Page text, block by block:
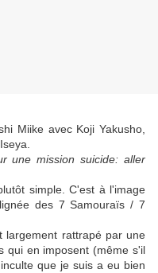
Miike avec Koji Yakusho,
une mission suicide: aller
simple. C'est à l'image
des 7 Samouraïs / 7
largement rattrapé par une
qui en imposent (même s'il
que je suis a eu bien